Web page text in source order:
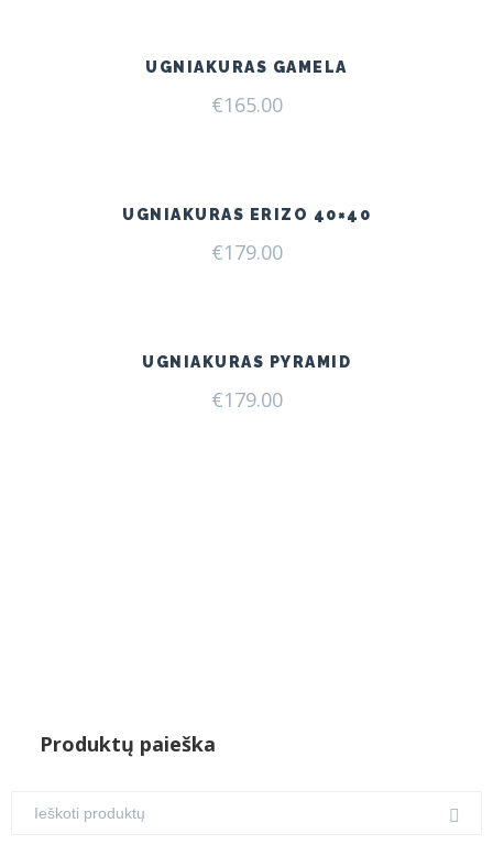
UGNIAKURAS GAMELA
€165.00
UGNIAKURAS ERIZO 40×40
€179.00
UGNIAKURAS PYRAMID
€179.00
Produktų paieška